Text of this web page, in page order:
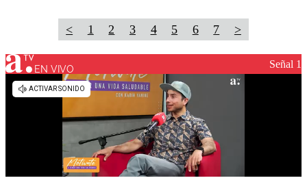
< 1 2 3 4 5 6 7 >
EN VIVO Señal 1